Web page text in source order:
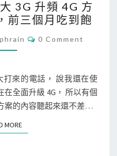
享
，
下
雨
A
D
S
L
不
資
訊
]
台
大
哥
大
G
3G 升頻 4G 方
前三個月吃到飽
C
N
T
S
0 Comment
來的電話， 說我還在使
在全面升級 4G， 所以有個
案的內容聽起來還不差…
MOREREAD MORE